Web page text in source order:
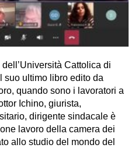
Cattolica di
suo ultimo libro edito da
quando sono i lavoratori a
Ichino, giurista,
dirigente sindacale è
lavoro della camera dei
allo studio del mondo del